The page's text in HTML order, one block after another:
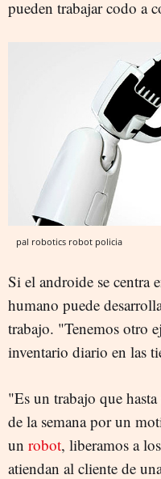
pueden trabajar codo a
pal robotics robot policia
Si el androide se centra
humano puede
trabajo. "Tenemos otro
inventario diario en las
"Es un trabajo que
de la semana por un
un robot, liberamos a
atiendan al cliente de